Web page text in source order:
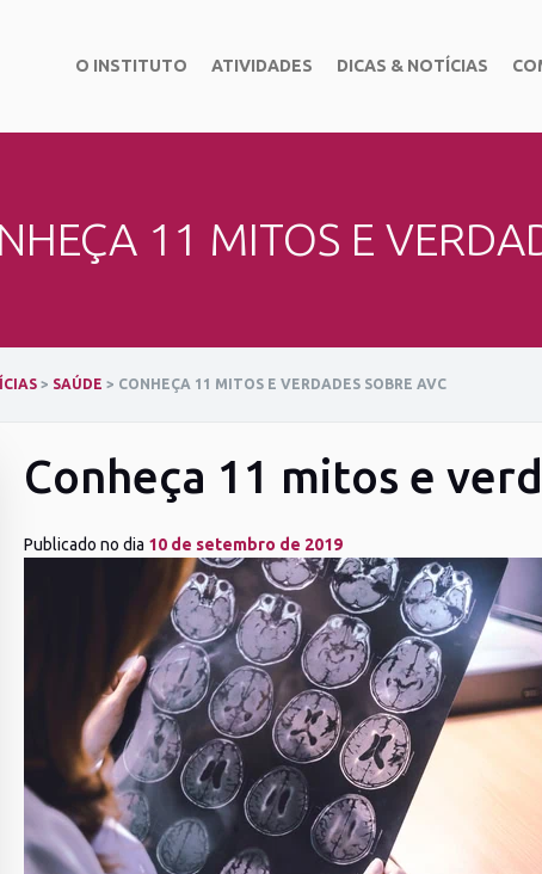
O INSTITUTO ATIVIDADES DICAS & NOTÍCIAS
11 MITOS E
> SAÚDE > CONHEÇA 11 MITOS E VERDADES SOBRE AVC
Conheça 11 mitos e
Publicado no dia 10 de setembro de 2019